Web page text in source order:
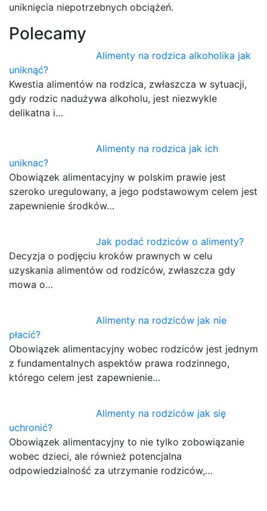
uniknięcia niepotrzebnych obciążeń.
Polecamy
Alimenty na rodzica alkoholika jak
uniknąć?
Kwestia alimentów na rodzica, zwłaszcza w sytuacji,
gdy rodzic nadużywa alkoholu, jest niezwykle
delikatna i…
Alimenty na rodzica jak ich
uniknac?
Obowiązek alimentacyjny w polskim prawie jest
szeroko uregulowany, a jego podstawowym celem jest
zapewnienie środków…
Jak podać rodziców o alimenty?
Decyzja o podjęciu kroków prawnych w celu
uzyskania alimentów od rodziców, zwłaszcza gdy
mowa o…
Alimenty na rodziców jak nie
płacić?
Obowiązek alimentacyjny wobec rodziców jest jednym
z fundamentalnych aspektów prawa rodzinnego,
którego celem jest zapewnienie…
Alimenty na rodziców jak się
uchronić?
Obowiązek alimentacyjny to nie tylko zobowiązanie
wobec dzieci, ale również potencjalna
odpowiedzialność za utrzymanie rodziców,…